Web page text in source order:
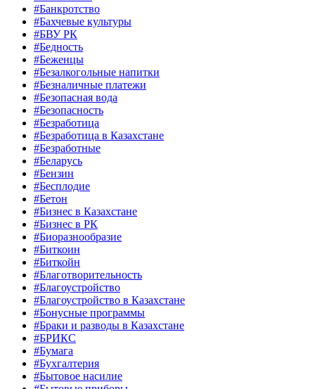
#Банкротство
#Бахчевые культуры
#БВУ РК
#Бедность
#Беженцы
#Безалкогольные напитки
#Безналичные платежи
#Безопасная вода
#Безопасность
#Безработица
#Безработица в Казахстане
#Безработные
#Беларусь
#Бензин
#Бесплодие
#Бетон
#Бизнес в Казахстане
#Бизнес в РК
#Биоразнообразие
#Биткоин
#Биткойн
#Благотворительность
#Благоустройство
#Благоустройство в Казахстане
#Бонусные программы
#Браки и разводы в Казахстане
#БРИКС
#Бумага
#Бухгалтерия
#Бытовое насилие